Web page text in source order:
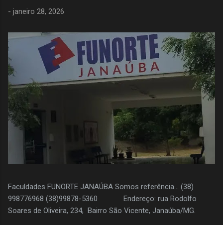
- janeiro 28, 2026
Faculdades FUNORTE JANAÚBA Somos referência... (38)
998776968 (38)99878-5360 Endereço: rua Rodolfo
Soares de Oliveira, 234, Bairro São Vicente, Janaúba/MG.